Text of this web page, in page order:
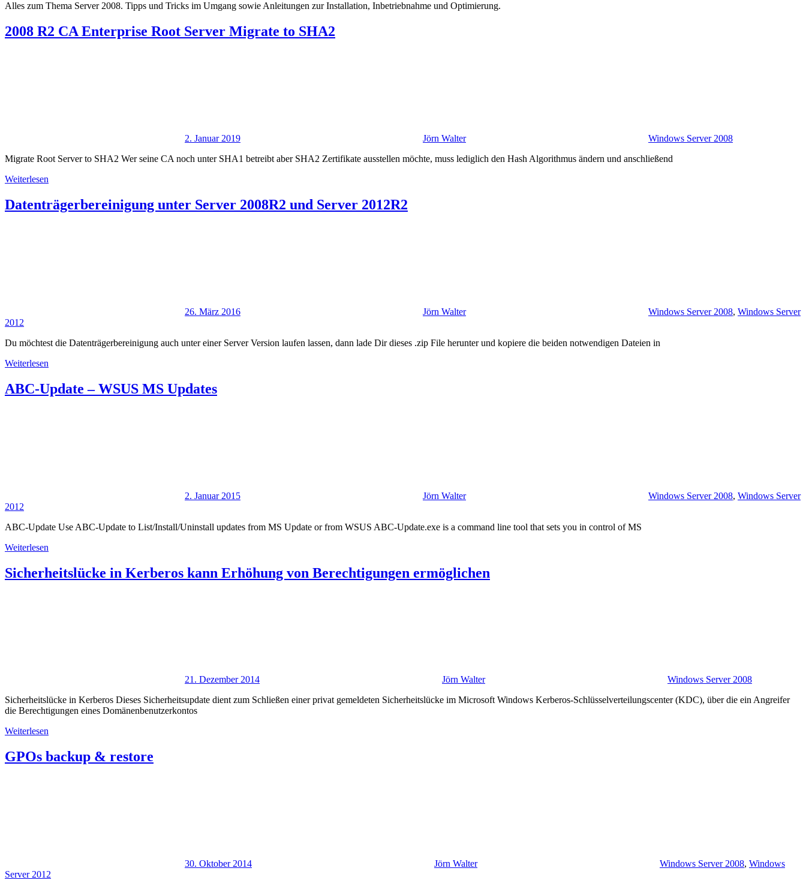
Alles zum Thema Server 2008. Tipps und Tricks im Umgang sowie Anleitungen zur Installation, Inbetriebnahme und Optimierung.
2008 R2 CA Enterprise Root Server Migrate to SHA2
2. Januar 2019 Jörn Walter
Windows Server 2008
Migrate Root Server to SHA2 Wer seine CA noch unter SHA1 betreibt aber SHA2 Zertifikate ausstellen möchte, muss lediglich den Hash Algorithmus ändern und anschließend
Weiterlesen
Datenträgerbereinigung unter Server 2008R2 und Server 2012R2
26. März 2016 Jörn Walter Windows Server 2008, Windows Server
2012
Du möchtest die Datenträgerbereinigung auch unter einer Server Version laufen lassen, dann lade Dir dieses .zip File herunter und kopiere die beiden notwendigen Dateien in
Weiterlesen
ABC-Update – WSUS MS Updates
2. Januar 2015 Jörn Walter Windows Server 2008, Windows Server
2012
ABC-Update Use ABC-Update to List/Install/Uninstall updates from MS Update or from WSUS ABC-Update.exe is a command line tool that sets you in control of MS
Weiterlesen
Sicherheitslücke in Kerberos kann Erhöhung von Berechtigungen ermöglichen
21. Dezember 2014 Jörn Walter
Windows Server 2008
Sicherheitslücke in Kerberos Dieses Sicherheitsupdate dient zum Schließen einer privat gemeldeten Sicherheitslücke im Microsoft Windows Kerberos-Schlüsselverteilungscenter (KDC), über die ein Angreifer
die Berechtigungen eines Domänenbenutzerkontos
Weiterlesen
GPOs backup & restore
30. Oktober 2014 Jörn Walter Windows Server 2008, Windows
Server 2012